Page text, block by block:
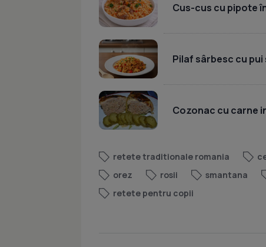
Cus-cus cu pipote
Pilaf sârbesc cu
Cozonac cu carne
retete traditionale romania
orez
rosii smantana
retete pentru copii